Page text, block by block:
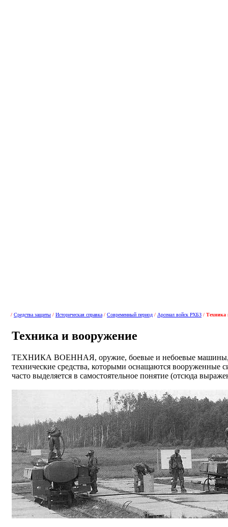
/ Средства защиты / Историческая справка / Современный период / Арсенал войск РХБЗ / Техника
Техника и вооружение
ТЕХНИКА ВОЕННАЯ, оружие, боевые и небоевые машины,
технические средства, которыми оснащаются вооруженные
часто выделяется в самостоятельное понятие (отсюда